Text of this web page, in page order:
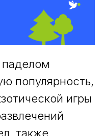
популярность,
игры
также